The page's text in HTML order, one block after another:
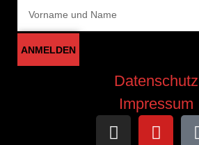
ANMELDEN
Datenschutz
Impressum